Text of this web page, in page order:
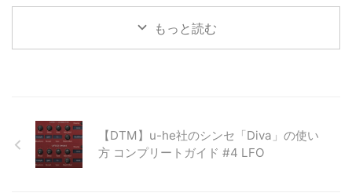
使い方をまとめています。このペ
ージでは、アルペジエイターの使もっと読む
【DTM】u-he社のシンセ「Diva」の使い
方 コンプリートガイド #4 LFO